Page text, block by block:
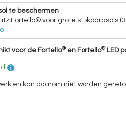
te beschermen
Fortello® voor grote stokparasols
voor de Fortello®en Fortello®LED
en kan daarom niet worden